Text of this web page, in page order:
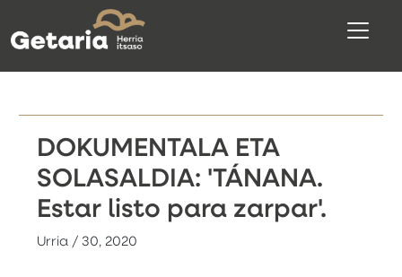
DOKUMENTALA ETA
SOLASALDIA: 'TÁNANA.
Estar listo para zarpar'.
Urria / 30, 2020